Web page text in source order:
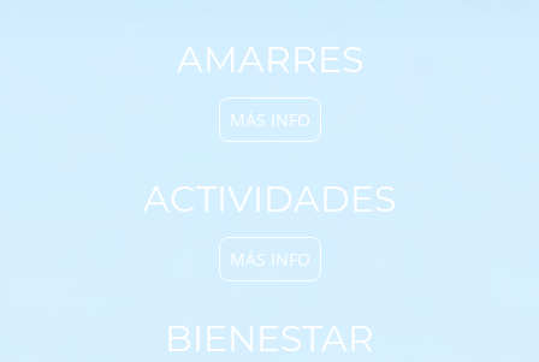
AMARRES
MÁS INFO
ACTIVIDADES
MÁS INFO
BIENESTAR